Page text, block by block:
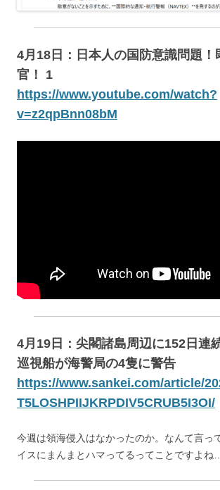
4月18日：日本人の国防意識問題！
官！ 1
https://www.youtube.com/watch?
v=z2qpBnn08bM
4月19日：尖閣諸島周辺に152日連
巡視船が海警局の4隻に警告
https://www.sankei.com/article/
T5LOSHPIIJKRPDIV5CRUB5I3OI/
今週は領海侵入はなかったのか。なんて言っ
イスにまんまとハマってるってことですよね…